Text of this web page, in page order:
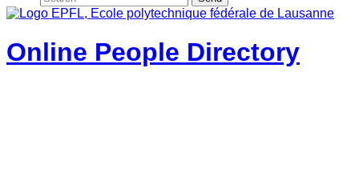
Online People Directory